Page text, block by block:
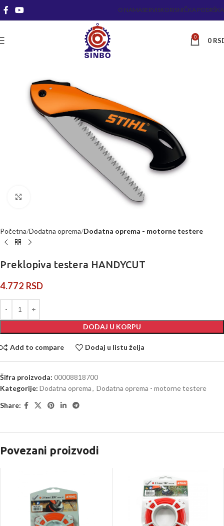
O NAMASERVISKORISNIČKA PODRŠKA
0 0
Početna Dodatna oprema Dodatna oprema - motorne testere
Preklopiva testera HANDYCUT
4.772 RSD
DODAJ U KORPU
Add to compare Dodaj u listu želja
Šifra proizvoda: 00008818700
Kategorije: Dodatna oprema, Dodatna oprema - motorne testere
Share:
Povezani proizvodi